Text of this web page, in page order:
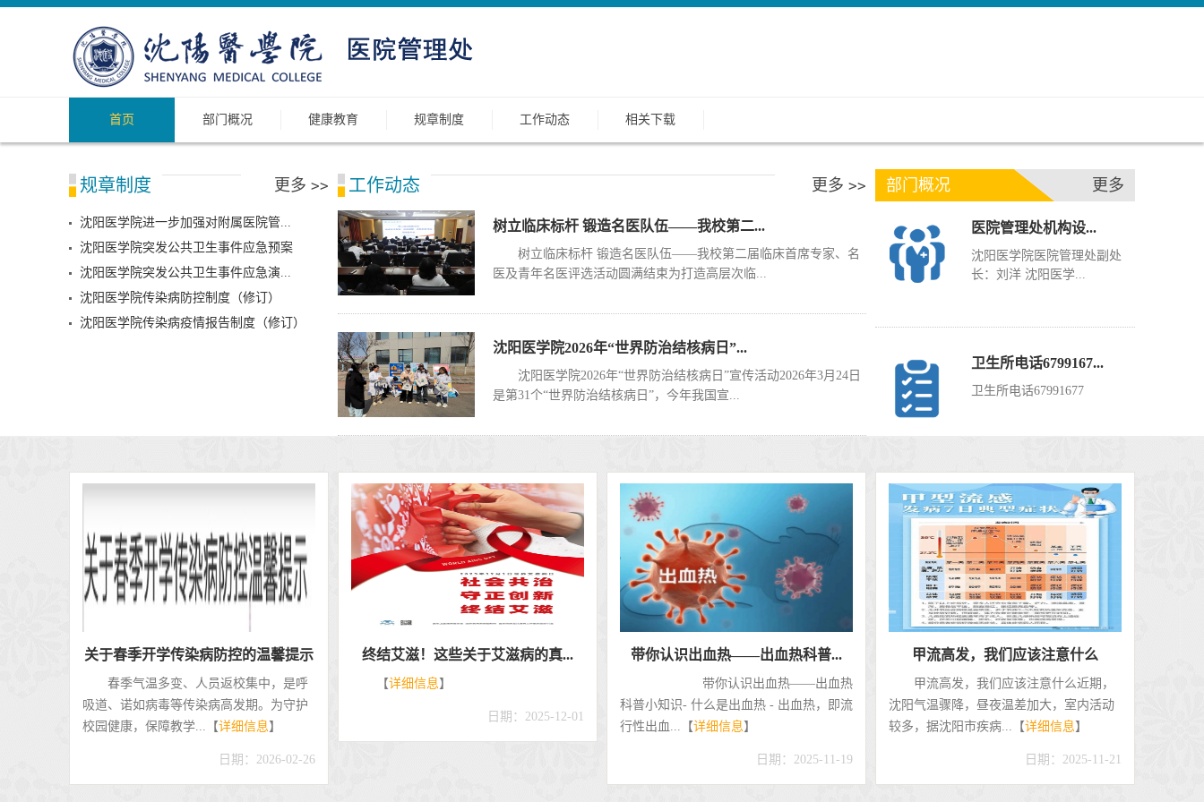
首页 部门概况 健康教育 规章制度 工作动态 相关下载
规章制度 更多 >>
沈阳医学院进一步加强对附属医院管...
沈阳医学院突发公共卫生事件应急预案
沈阳医学院突发公共卫生事件应急演...
沈阳医学院传染病防控制度（修订）
沈阳医学院传染病疫情报告制度（修订）
工作动态 更多 >>
树立临床标杆 锻造名医队伍——我校第二...
树立临床标杆 锻造名医队伍——我校第二届临床首席专家、名
医及青年名医评选活动圆满结束为打造高层次临...
沈阳医学院2026年“世界防治结核病日”...
沈阳医学院2026年“世界防治结核病日”宣传活动2026年3月24日
是第31个“世界防治结核病日”，今年我国宣...
部门概况 更多
医院管理处机构设...
沈阳医学院医院管理处副处
长：刘洋 沈阳医学...
卫生所电话6799167...
卫生所电话67991677
关于春季常见出疹性传染病防控...
关于春季常见出疹性传染病防控的健
康提醒各位老师、同学：当前正值麻疹、
水痘、手足口病等春...【详细信息】
日期：2026-04-08
第31个世界防治结核病日-全面行...
【详细信息】
日期：2026-03-24
2026年世界防治结核病日致全体...
2026年世界防治结核病日致全体同
学的健康提醒亲爱的同学们：2026 年 3 月
24 日是第 31 个...【详细信息
日期：2026-03-24
关于规范安全拆取快递、做好校...
关于规范安全拆取快递、做好校园卫
生防护的温馨提示全体师生：当前网购、
快递已成为大家日常...【详细信息】
日期：2026-03-13